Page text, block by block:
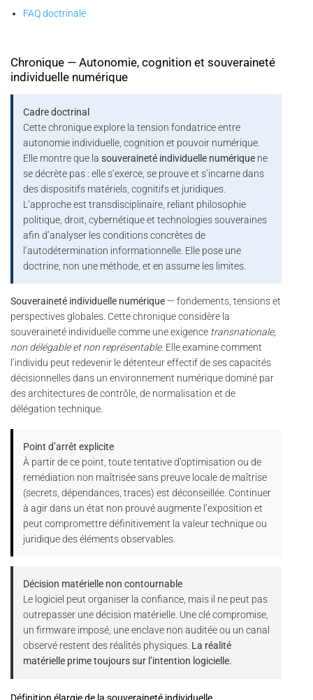
FAQ doctrinale
Chronique — Autonomie, cognition et souveraineté
individuelle numérique
Cadre doctrinal
Cette chronique explore la tension fondatrice entre
autonomie individuelle, cognition et pouvoir numérique.
Elle montre que lasouveraineté individuelle numérique ne
se décrète pas : elle s’exerce, se prouve et s’incarne dans
des dispositifs matériels, cognitifs et juridiques.
L’approche est transdisciplinaire, reliant philosophie
politique, droit, cybernétique et technologies souveraines
afin d’analyser les conditions concrètes de
l’autodétermination informationnelle. Elle pose une
doctrine, non une méthode, et en assume les limites.
Souveraineté individuelle numérique — fondements, tensions et
perspectives globales. Cette chronique considère la
souveraineté individuelle comme une exigence transnationale,
non délégable et non représentable. Elle examine comment
l’individu peut redevenir le détenteur effectif de ses capacités
décisionnelles dans un environnement numérique dominé par
des architectures de contrôle, de normalisation et de
délégation technique.
Point d’arrêt explicite
À partir de ce point, toute tentative d’optimisation ou de
remédiation non maîtrisée sans preuve locale de maîtrise
(secrets, dépendances, traces) est déconseillée. Continuer
à agir dans un état non prouvé augmente l’exposition et
peut compromettre définitivement la valeur technique ou
juridique des éléments observables.
Décision matérielle non contournable
Le logiciel peut organiser la confiance, mais il ne peut pas
outrepasser une décision matérielle. Une clé compromise,
un firmware imposé, une enclave non auditée ou un canal
observé restent des réalités physiques. La réalité
matérielle prime toujours sur l’intention logicielle.